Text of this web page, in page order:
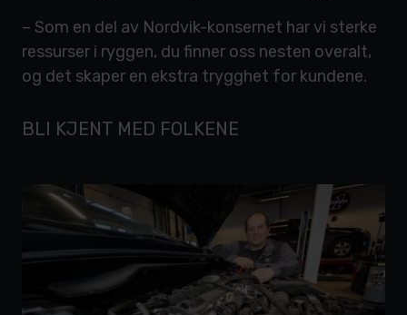
– Som en del av Nordvik-konsernet har vi sterke
ressurser i ryggen, du finner oss nesten overalt,
og det skaper en ekstra trygghet for kundene.
BLI KJENT MED FOLKENE